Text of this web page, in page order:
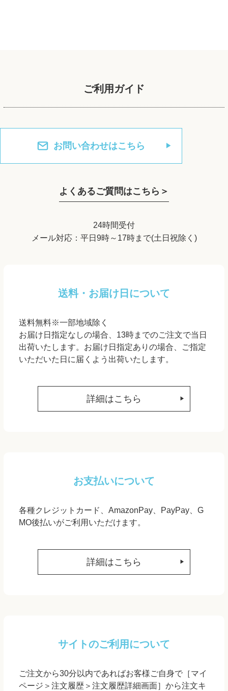
ご利用ガイド
お問い合わせはこちら
よくあるご質問はこちら＞
24時間受付
メール対応：平日9時～17時まで(土日祝除く)
送料・お届け日について
送料無料※一部地域除く
お届け日指定なしの場合、13時までのご注文で当日
出荷いたします。お届け日指定ありの場合、ご指定
いただいた日に届くよう出荷いたします。
詳細はこちら
お支払いについて
各種クレジットカード、AmazonPay、PayPay、G
MO後払いがご利用いただけます。
詳細はこちら
サイトのご利用について
ご注文から30分以内であればお客様ご自身で［マイ
ページ＞注文履歴＞注文履歴詳細画面］から注文キ